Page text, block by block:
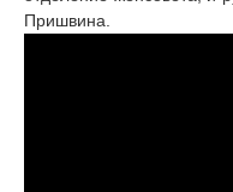
Пришвина.